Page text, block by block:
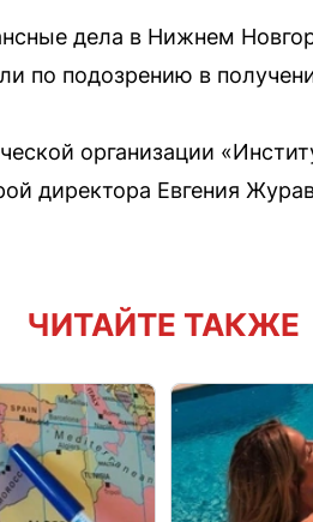
дела в Нижнем
по подозрению в
организации
директора Евгения
ЧИТАЙТЕ ТАКЖЕ